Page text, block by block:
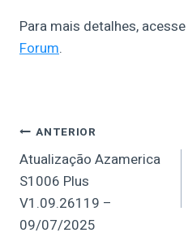
Para mais detalhes,
Forum.
Navegação
De
Post
ANTERIOR
Atualização Azamerica
S1006 Plus
V1.09.26119 –
09/07/2025